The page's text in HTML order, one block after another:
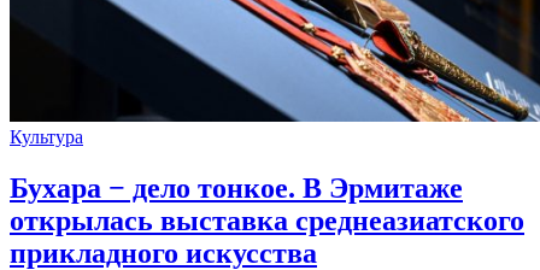
Культура
Бухара − дело тонкое. В Эрмитаже
открылась выставка среднеазиатского
прикладного искусства